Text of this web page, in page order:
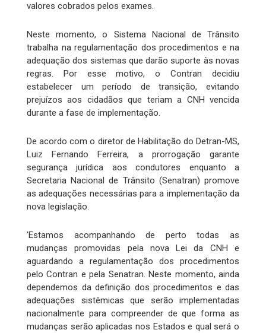
valores cobrados pelos exames.
Neste momento, o Sistema Nacional de Trânsito
trabalha na regulamentação dos procedimentos e na
adequação dos sistemas que darão suporte às novas
regras. Por esse motivo, o Contran decidiu
estabelecer um período de transição, evitando
prejuízos aos cidadãos que teriam a CNH vencida
durante a fase de implementação.
De acordo com o diretor de Habilitação do Detran-MS,
Luiz Fernando Ferreira, a prorrogação garante
segurança jurídica aos condutores enquanto a
Secretaria Nacional de Trânsito (Senatran) promove
as adequações necessárias para a implementação da
nova legislação.
'Estamos acompanhando de perto todas as
mudanças promovidas pela nova Lei da CNH e
aguardando a regulamentação dos procedimentos
pelo Contran e pela Senatran. Neste momento, ainda
dependemos da definição dos procedimentos e das
adequações sistêmicas que serão implementadas
nacionalmente para compreender de que forma as
mudanças serão aplicadas nos Estados e qual será o